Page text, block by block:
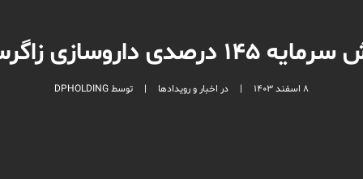
زاگرس فارمدپارس
8 اسفند 1403 | در اخبار و رویدادها | توسطDPHOLDING